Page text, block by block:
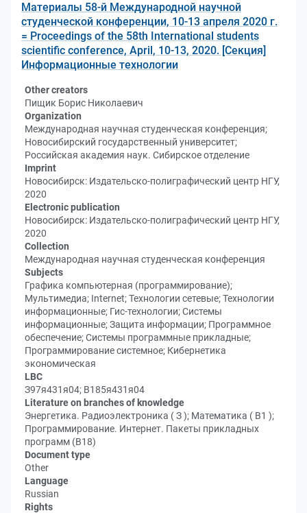
Материалы 58-й Международной научной
студенческой конференции, 10-13 апреля 2020 г.
= Proceedings of the 58th International students
scientific conference, April, 10-13, 2020. [Секция]
Информационные технологии
Other creators
Пищик Борис Николаевич
Organization
Международная научная студенческая конференция;
Новосибирский государственный университет;
Российская академия наук. Сибирское отделение
Imprint
Новосибирск: Издательско-полиграфический центр НГУ,
2020
Electronic publication
Новосибирск: Издательско-полиграфический центр НГУ,
2020
Collection
Международная научная студенческая конференция
Subjects
Графика компьютерная (программирование);
Мультимедиа; Internet; Технологии сетевые; Технологии
информационные; Гис-технологии; Системы
информационные; Защита информации; Программное
обеспечение; Системы программные прикладные;
Программирование системное; Кибернетика
экономическая
LBC
З97я431я04; В185я431я04
Literature on branches of knowledge
Энергетика. Радиоэлектроника ( З ); Математика ( В1 );
Программирование. Интернет. Пакеты прикладных
программ (В18)
Document type
Other
Language
Russian
Rights